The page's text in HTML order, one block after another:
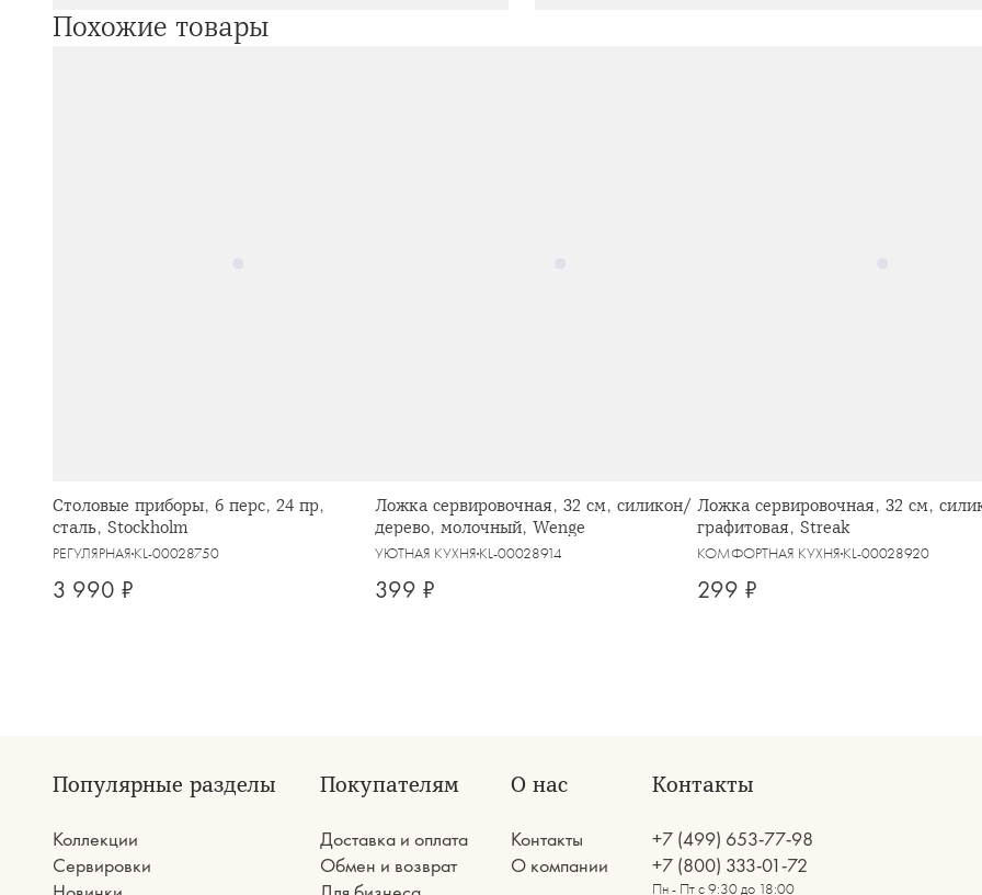
Похожие товары
Столовые приборы, 6 перс, 24 пр,
сталь, Stockholm
РЕГУЛЯРНАЯ KL-00028750
3 990 ₽
Ложка сервировочная, 32 см, силикон/
дерево, молочный, Wenge
УЮТНАЯ КУХНЯ KL-00028914
399 ₽
Ложка сервировочная, 32 см,
графитовая, Streak
КОМФОРТНАЯ КУХНЯ KL-00028920
299 ₽
Популярные разделы
Коллекции
Сервировки
Покупателям
Доставка и оплата
Обмен и возврат
О нас
Контакты
О компании
Контакты
+7 (499) 653-77-98
+7 (800) 333-01-72
Пн - Пт с 9:30 до 18:00